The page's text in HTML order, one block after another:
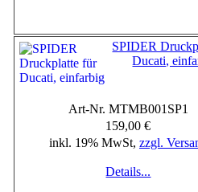
SPIDER
Ducati,
Art-Nr. MTMB001SP1
159,00 €
inkl. 19% MwSt, zzgl.
Details...